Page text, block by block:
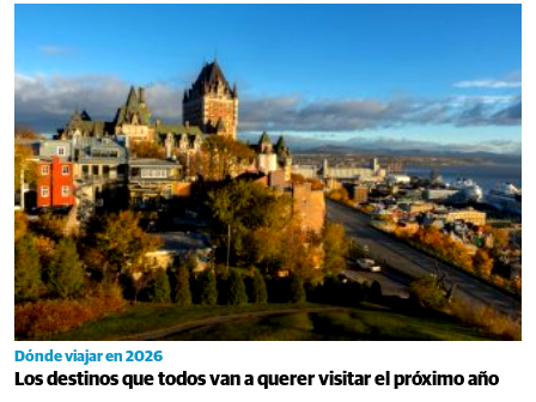
Dónde viajar en 2026
Los destinos que todos van a querer visitar el próximo año